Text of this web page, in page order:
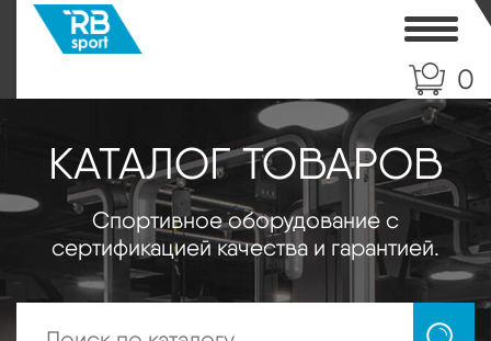
0
КАТАЛОГ ТОВАРОВ
Спортивное оборудование с
сертификацией качества и гарантией.